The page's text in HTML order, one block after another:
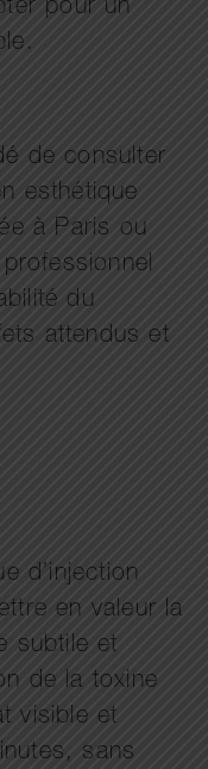
pour un
de consulter
esthétique
à Paris ou
du
attendus et
d’injection
en valeur la
subtile et
de la toxine
visible et
sans